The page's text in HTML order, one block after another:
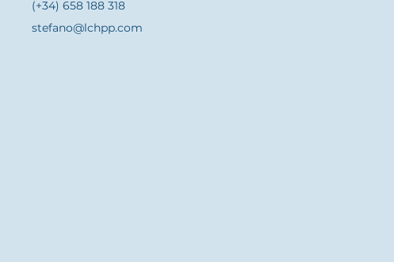
(+34) 658 188 318
stefano@lchpp.com